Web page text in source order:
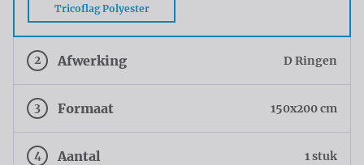
Tricoflag Polyester
2 Afwerking D Ringen
3 Formaat 150x200 cm
4 Aantal 1 stuk